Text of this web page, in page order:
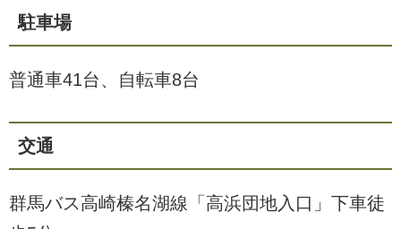
駐車場
普通車41台、自転車8台
交通
群馬バス高崎榛名湖線「高浜団地入口」下車徒